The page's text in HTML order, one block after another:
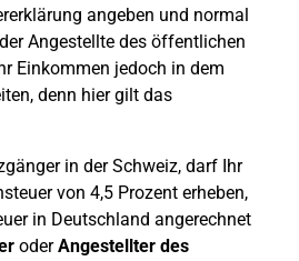
angeben und normal
Angestellte des öffentlichen
Einkommen jedoch in dem
denn hier gilt das
in der Schweiz, darf Ihr
von 4,5 Prozent erheben,
in Deutschland angerechnet
oderAngestellter des